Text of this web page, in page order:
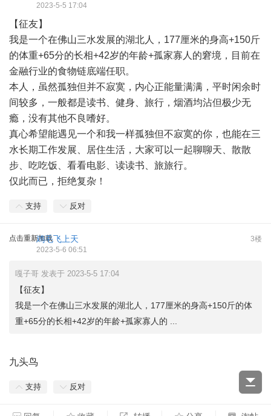
2023-5-5 17:04
【征友】
我是一个在佛山三水发展的湖北人，177厘米的身高+150斤
的体重+65分的长相+42岁的年龄+孤家寡人的窘境，目前在
金融行业的食物链底端任职。
本人，虽然孤独但并不寂寞，内心正能量满满，平时闲余时
间较多，一般都是读书、健身、旅行，烟酒均沾但极少无
瘾，没有其他不良嗜好。
真心希望能遇见一个和我一样孤独但不寂寞的你，也能在三
水长期工作发展、居住生活，大家可以一起聊聊天、散散
步、吃吃饭、看看电影、读读书、旅旅行。
仅此而已，拒绝复杂！
支持 反对
点击重新加载 3楼
鸡毛飞上天
2023-5-6 06:51
嘎子哥 发表于 2023-5-5 17:04
【征友】
我是一个在佛山三水发展的湖北人，177厘米的身高+150斤的体
重+65分的长相+42岁的年龄+孤家寡人的 ...
九头鸟
支持 反对